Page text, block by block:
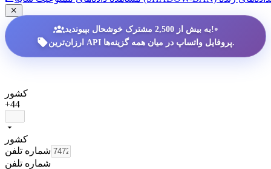
به بیش از 2,500 مشترک خوشحال بپیوندید!•
ارزان‌ترین API پروفایل واتساپ در میان همه گزینه‌ها.
کشور
+44
کشور
شماره تلفن
شماره تلفن